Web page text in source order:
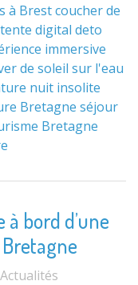
à Brestcoucher de
digital deto
immersive
de soleil sur l'eau
nuit insolite
Bretagne séjour
Bretagne
bord d’une
Actualités